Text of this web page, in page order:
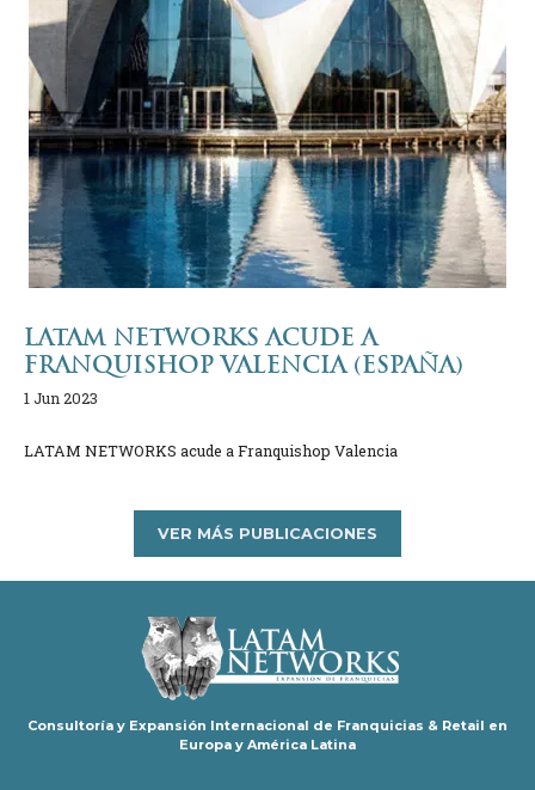
LATAM NETWORKS ACUDE A
FRANQUISHOP VALENCIA (ESPAÑA)
1 Jun 2023
LATAM NETWORKS acude a Franquishop Valencia
VER MÁS PUBLICACIONES
Consultoría y Expansión Internacional de Franquicias & Retail en
Europa y América Latina